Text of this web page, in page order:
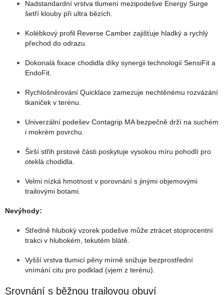
Nadstandardní vrstva tlumení mezipodešve Energy Surge
šetří klouby při ultra bězích.
Kolébkový profil Reverse Camber zajišťuje hladký a rychlý
přechod do odrazu.
Dokonalá fixace chodidla díky synergii technologií SensiFit a
EndoFit.
Rychlošněrování Quicklace zamezuje nechtěnému rozvázání
tkaniček v terénu.
Univerzální podešev Contagrip MA bezpečně drží na suchém
i mokrém povrchu.
Širší střih prstové části poskytuje vysokou míru pohodlí pro
oteklá chodidla.
Velmi nízká hmotnost v porovnání s jinými objemovými
trailovými botami.
Nevýhody:
Středně hluboký vzorek podešve může ztrácet stoprocentní
trakci v hlubokém, tekutém blátě.
Vyšší vrstva tlumicí pěny mírně snižuje bezprostřední
vnímání citu pro podklad (vjem z terénu).
Srovnání s běžnou trailovou obuví